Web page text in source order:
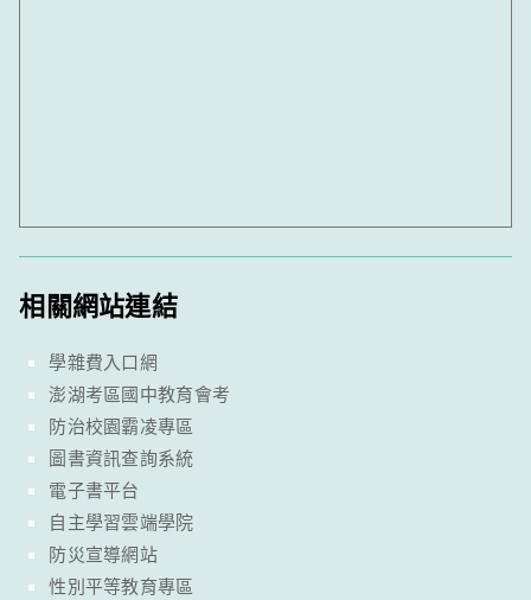
相關網站連結
學雜費入口網
澎湖考區國中教育會考
防治校園霸凌專區
圖書資訊查詢系統
電子書平台
自主學習雲端學院
防災宣導網站
性別平等教育專區